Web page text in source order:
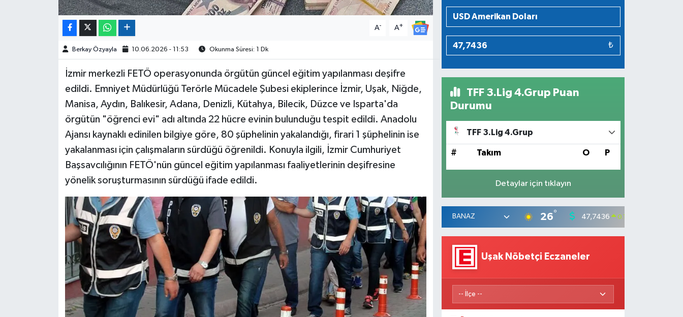
A- A+
Berkay Özyayla 10.06.2026 - 11:53 Okunma Süresi: 1 Dk
İzmir merkezli FETÖ operasyonunda örgütün güncel eğitim yapılanması deşifre
edildi. Emniyet Müdürlüğü Terörle Mücadele Şubesi ekiplerince İzmir, Uşak, Niğde,
Manisa, Aydın, Balıkesir, Adana, Denizli, Kütahya, Bilecik, Düzce ve Isparta'da
örgütün "öğrenci evi" adı altında 22 hücre evinin bulunduğu tespit edildi. Anadolu
Ajansı kaynaklı edinilen bilgiye göre, 80 şüphelinin yakalandığı, firari 1 şüphelinin ise
yakalanması için çalışmaların sürdüğü öğrenildi. Konuyla ilgili, İzmir Cumhuriyet
Başsavcılığının FETÖ'nün güncel eğitim yapılanması faaliyetlerinin deşifresine
yönelik soruşturmasının sürdüğü ifade edildi.
₺
TFF 3.Lig 4.Grup Puan
Durumu
TFF 3.Lig 4.Grup
# Takım O P
Detaylar için tıklayın
26° 47,7436 0.18
Uşak Nöbetçi Eczaneler